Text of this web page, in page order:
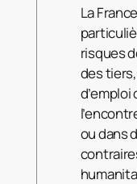
La
risques
des
d’emploi
ou dans